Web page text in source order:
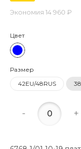
Экономия 14 960 ₽
Цвет
Размер
42EU/48RUS
- +